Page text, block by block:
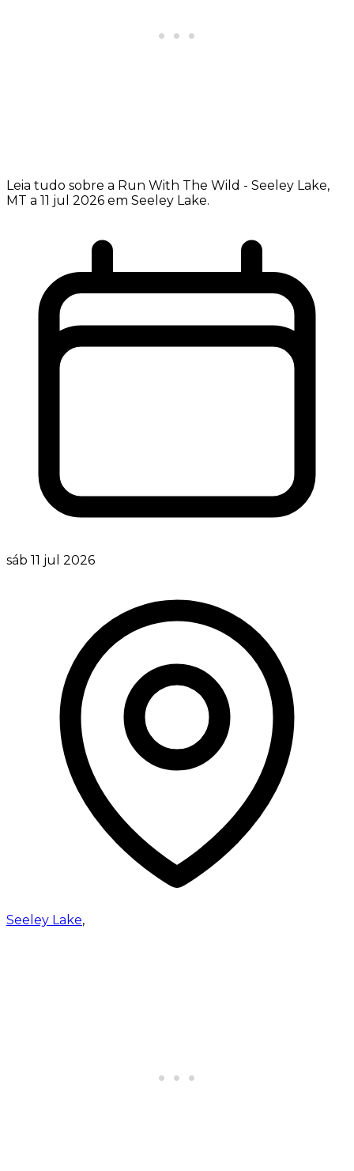
Leia tudo sobre a Run With The Wild - Seeley Lake,
MT a 11 jul 2026 em Seeley Lake.
sáb 11 jul 2026
Seeley Lake,